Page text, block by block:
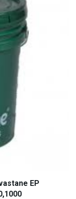
EP